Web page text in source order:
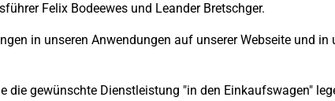
Felix Bodeewes und Leander Bretschger.
in unseren Anwendungen auf unserer Webseite und
die gewünschte Dienstleistung "in den Einkaufswagen"